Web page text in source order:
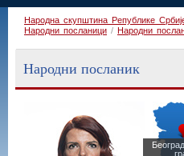
Народна скупштина Републике
Народни посланици / Народни
Народни посланик